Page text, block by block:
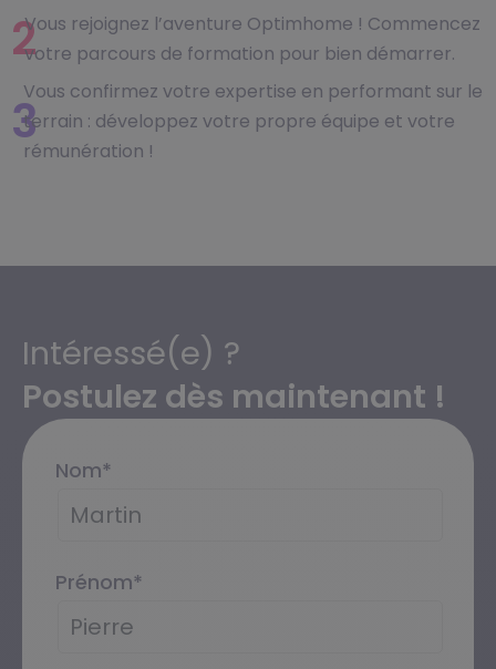
2Vous rejoignez l’aventure Optimhome ! Commencez
votre parcours de formation pour bien démarrer.
3Vous confirmez votre expertise en performant sur le
terrain : développez votre propre équipe et votre
rémunération !
Intéressé(e) ?
Postulez dès maintenant !
Nom*
Prénom*